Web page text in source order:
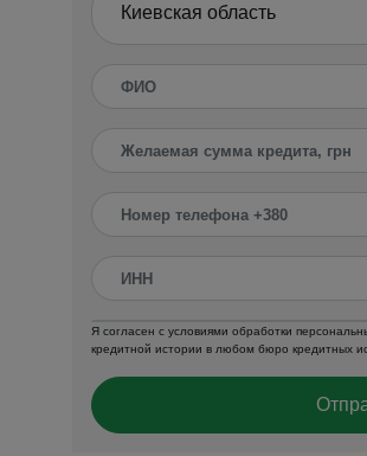
Я согласен с условиями обработки
кредитной истории в любом бюро кредитных